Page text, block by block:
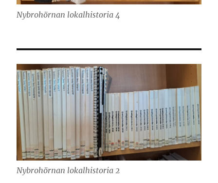
Nybrohörnan lokalhistoria 4
Nybrohörnan lokalhistoria 2